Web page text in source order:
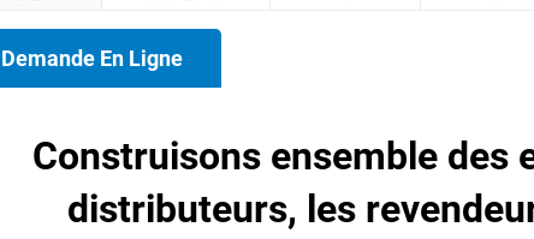
Demande En Ligne
Construisons ensemble des
distributeurs, les